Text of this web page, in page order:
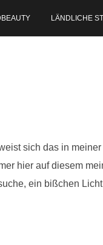
LÄNDLICHE
sich das in
hier auf diesem
ein bißchen